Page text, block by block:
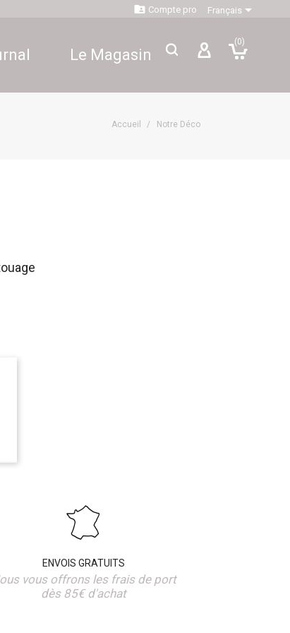
Le Magasin
 Compte pro Français
(0)
Accueil Notre Déco
ENVOIS GRATUITS
vous offrons les frais de port
dès 85€ d'achat